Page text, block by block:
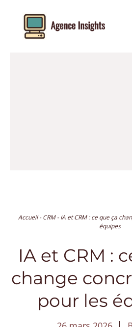
contenu
Accueil-CRM-IA et CRM : ce que ça
équipes
IA et CRM :
change
pour les